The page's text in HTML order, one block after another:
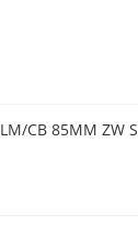
CB 85MM ZW